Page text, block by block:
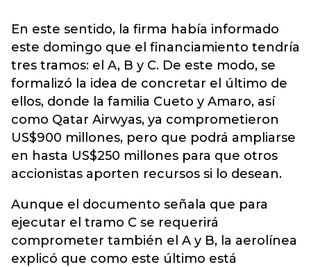
En este sentido, la firma había informado
este domingo que el financiamiento tendría
tres tramos: el A, B y C. De este modo, se
formalizó la idea de concretar el último de
ellos, donde la familia Cueto y Amaro, así
como Qatar Airwyas, ya comprometieron
US$900 millones, pero que podrá ampliarse
en hasta US$250 millones para que otros
accionistas aporten recursos si lo desean.
Aunque el documento señala que para
ejecutar el tramo C se requerirá
comprometer también el A y B, la aerolínea
explicó que como este último está